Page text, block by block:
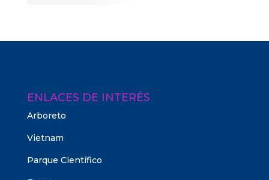
ENLACES DE INTERÉS
Arboreto
Vietnam
Parque Científico